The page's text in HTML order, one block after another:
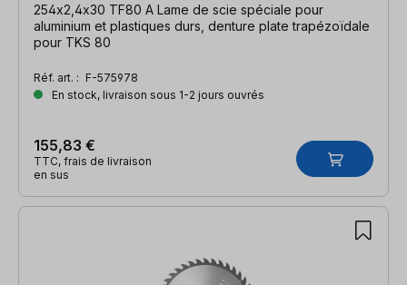
254x2,4x30 TF80 A Lame de scie spéciale pour
aluminium et plastiques durs, denture plate trapézoïdale
pour TKS 80
Réf. art. : F-575978
En stock, livraison sous 1-2 jours ouvrés
155,83 €
TTC, frais de livraison
en sus